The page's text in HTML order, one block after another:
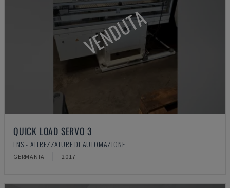
VENDUTA
QUICK LOAD SERVO 3
LNS - ATTREZZATURE DI AUTOMAZIONE
GERMANIA 2017